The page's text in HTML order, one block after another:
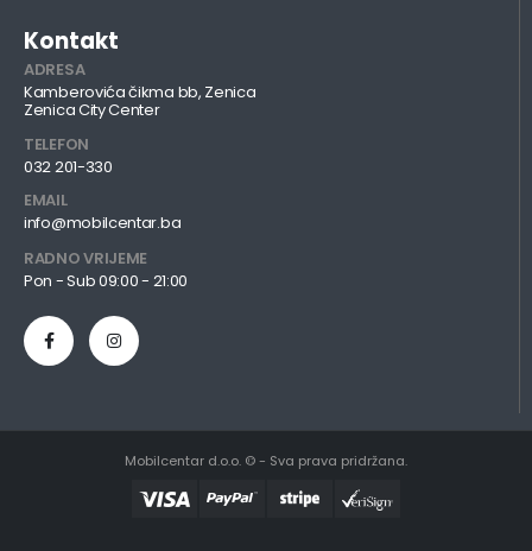
Kontakt
ADRESA
Kamberovića čikma bb, Zenica
Zenica City Center
TELEFON
032 201-330
EMAIL
info@mobilcentar.ba
RADNO VRIJEME
Pon - Sub 09:00 - 21:00
Mobilcentar d.o.o. © - Sva prava pridržana.